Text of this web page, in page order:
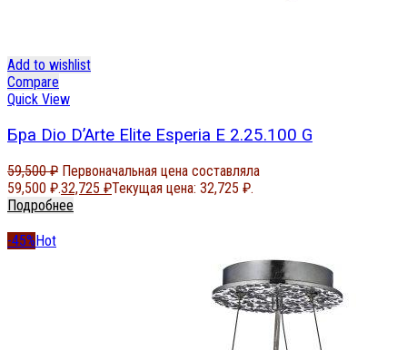
Add to wishlist
Compare
Quick View
Бра Dio D’Arte Elite Esperia E 2.25.100 G
59,500₽ Первоначальная цена составляла
59,500 ₽.32,725 ₽Текущая цена: 32,725 ₽.
Подробнее
-45%Hot